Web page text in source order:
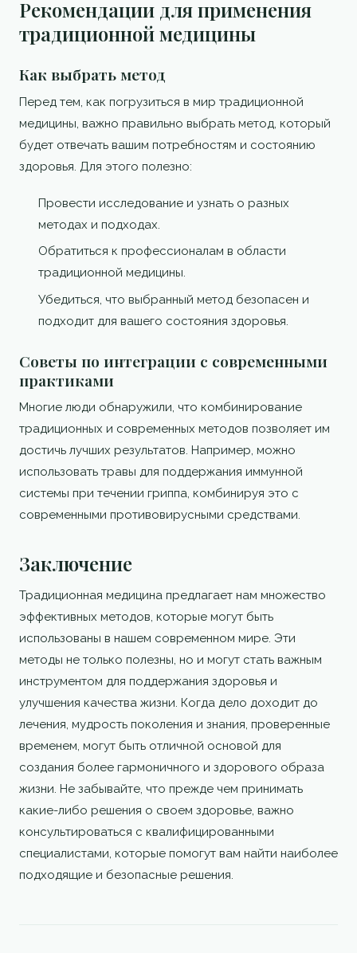
Рекомендации для применения
традиционной медицины
Как выбрать метод
Перед тем, как погрузиться в мир традиционной
медицины, важно правильно выбрать метод, который
будет отвечать вашим потребностям и состоянию
здоровья. Для этого полезно:
Провести исследование и узнать о разных
методах и подходах.
Обратиться к профессионалам в области
традиционной медицины.
Убедиться, что выбранный метод безопасен и
подходит для вашего состояния здоровья.
Советы по интеграции с современными
практиками
Многие люди обнаружили, что комбинирование
традиционных и современных методов позволяет им
достичь лучших результатов. Например, можно
использовать травы для поддержания иммунной
системы при течении гриппа, комбинируя это с
современными противовирусными средствами.
Заключение
Традиционная медицина предлагает нам множество
эффективных методов, которые могут быть
использованы в нашем современном мире. Эти
методы не только полезны, но и могут стать важным
инструментом для поддержания здоровья и
улучшения качества жизни. Когда дело доходит до
лечения, мудрость поколения и знания, проверенные
временем, могут быть отличной основой для
создания более гармоничного и здорового образа
жизни. Не забывайте, что прежде чем принимать
какие-либо решения о своем здоровье, важно
консультироваться с квалифицированными
специалистами, которые помогут вам найти наиболее
подходящие и безопасные решения.